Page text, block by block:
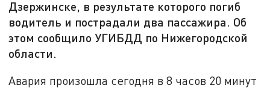
Дзержинске, в результате которого погиб
водитель и пострадали два пассажира. Об
этом сообщило УГИБДД по Нижегородской
области.
Авария произошла сегодня в 8 часов 20 минут